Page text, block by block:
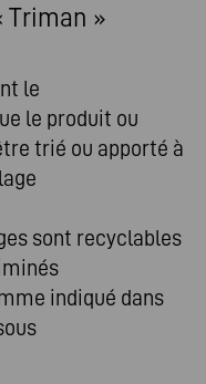
Triman »
le
le produit ou
trié ou apporté à
sont recyclables
indiqué dans